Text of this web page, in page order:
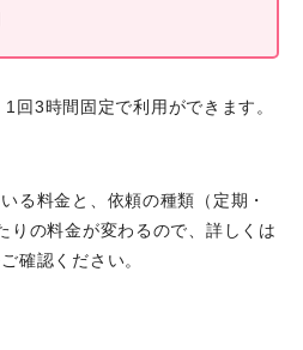
回3時間固定で利用ができます。
る料金と、依頼の種類（定期・
りの料金が変わるので、詳しくは
確認ください。